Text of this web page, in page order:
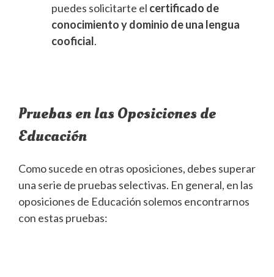
puedes solicitarte el certificado de
conocimiento y dominio de una lengua
cooficial.
Pruebas en las Oposiciones de
Educación
Como sucede en otras oposiciones, debes superar
una serie de pruebas selectivas. En general, en las
oposiciones de Educación solemos encontrarnos
con estas pruebas: